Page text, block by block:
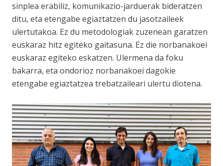
sinplea erabiliz, komunikazio-jarduerak bideratzen
ditu, eta etengabe egiaztatzen du jasotzaileek
ulertutakoa. Ez du metodologiak zuzenean garatzen
euskaraz hitz egiteko gaitasuna. Ez die norbanakoei
euskaraz egiteko eskatzen. Ulermena da foku
bakarra, eta ondorioz norbanakoei dagokie
etengabe egiaztatzea trebatzaileari ulertu diotena.